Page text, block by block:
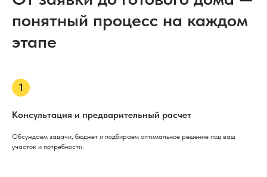
понятный процесс на каждом
этапе
Консультация и предварительный расчет
Обсуждаем задачи, бюджет и подбираем оптимальное решение под ваш
участок и потребности.